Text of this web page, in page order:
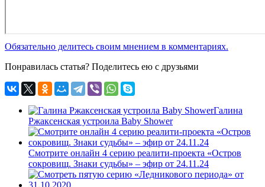
Обязательно делитесь своим мнением в комментариях.
Понравилась статья? Поделитесь ею с друзьями
Галина
Ржаксенская устроила Baby Shower
Смотрите онлайн 4 серию реалити-проекта «Остров
сокровищ. Знаки судьбы» – эфир от 24.11.24